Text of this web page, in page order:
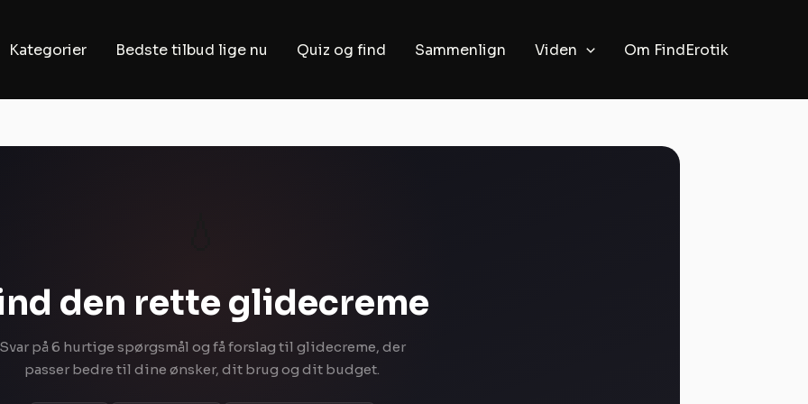
Kategorier Bedste tilbud lige nu Quiz og find Sammenlign Viden Om FindErotik
den rette glidecreme
Svar på 6 hurtige spørgsmål og få forslag til glidecreme, der
passer bedre til dine ønsker, dit brug og dit budget.